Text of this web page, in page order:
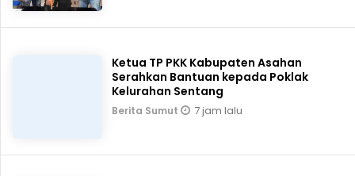
Ketua TP PKK Kabupaten Asahan
Serahkan Bantuan kepada Poklak
Kelurahan Sentang
Berita Sumut 7 jam lalu